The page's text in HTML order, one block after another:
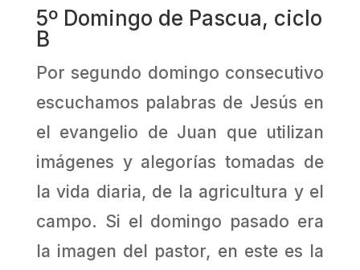
5º Domingo de Pascua, ciclo
B
Por segundo domingo consecutivo
escuchamos palabras de Jesús en
el evangelio de Juan que utilizan
imágenes y alegorías tomadas de
la vida diaria, de la agricultura y el
campo. Si el domingo pasado era
la imagen del pastor, en este es la